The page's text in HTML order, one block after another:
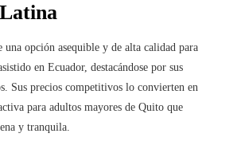
una opción asequible y de alta calidad para
en Ecuador, destacándose por sus
Sus precios competitivos lo convierten en
para adultos mayores de Quito que
y tranquila.